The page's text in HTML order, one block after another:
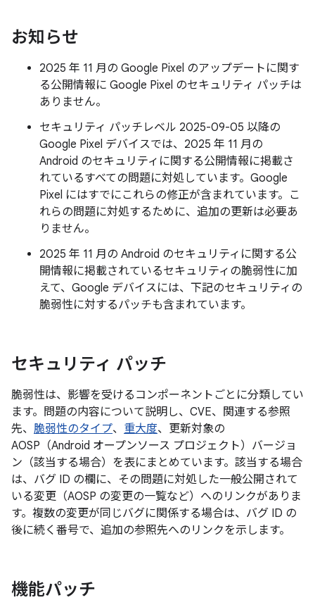
お知らせ
2025 年 11 月の Google Pixel のアップデートに関す
る公開情報に Google Pixel のセキュリティ パッチは
ありません。
セキュリティ パッチレベル 2025-09-05 以降の
Google Pixel デバイスでは、2025 年 11 月の
Android のセキュリティに関する公開情報に掲載さ
れているすべての問題に対処しています。Google
Pixel にはすでにこれらの修正が含まれています。こ
れらの問題に対処するために、追加の更新は必要あ
りません。
2025 年 11 月の Android のセキュリティに関する公
開情報に掲載されているセキュリティの脆弱性に加
えて、Google デバイスには、下記のセキュリティの
脆弱性に対するパッチも含まれています。
セキュリティ パッチ
脆弱性は、影響を受けるコンポーネントごとに分類してい
ます。問題の内容について説明し、CVE、関連する参照
先、 脆弱性のタイプ、 重大度、更新対象の
AOSP（Android オープンソース プロジェクト）バージョ
ン（該当する場合）を表にまとめています。該当する場合
は、バグ ID の欄に、その問題に対処した一般公開されて
いる変更（AOSP の変更の一覧など）へのリンクがありま
す。複数の変更が同じバグに関係する場合は、バグ ID の
後に続く番号で、追加の参照先へのリンクを示します。
機能パッチ